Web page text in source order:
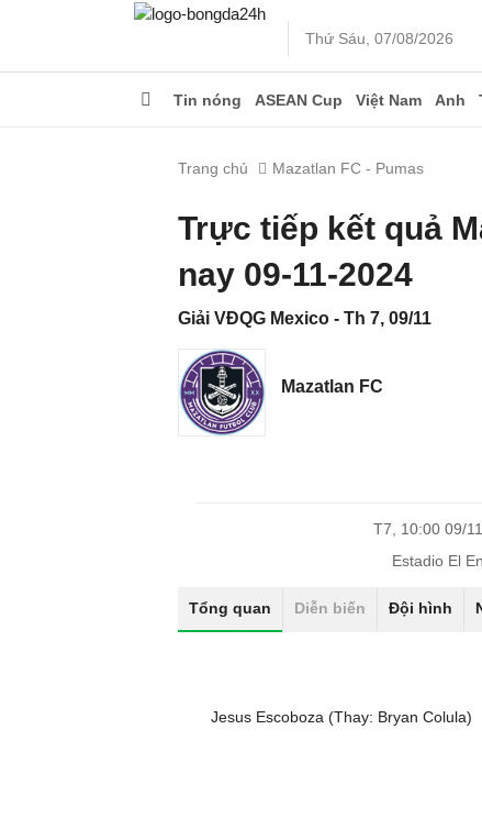
Thứ Sáu, 07/08/2026
Tin nóng ASEAN Cup Việt Nam Anh
Trang chủ Mazatlan FC - Pumas
Trực tiếp kết quả
nay 09-11-2024
Giải VĐQG Mexico - Th 7, 09/11
Mazatlan FC
T7, 10:00 09/
Estadio El
Tổng quan Diễn biến Đội hình
Jesus Escoboza (Thay: Bryan Colula)